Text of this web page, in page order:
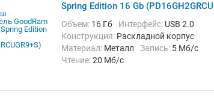
Spring Edition 16 Gb
Объем: 16 Гб Интерфейс: USB 2.0
Конструкция: Раскладной корпус
Материал: Металл Запись: 5 Мб/с
Чтение:20 Мб/с